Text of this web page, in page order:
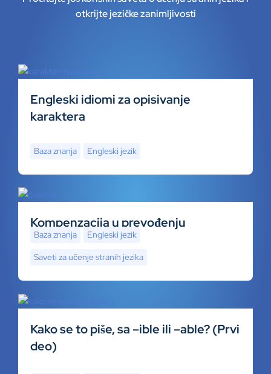
otkrijte jezičke zanimljivosti
Engleski idiomi za opisivanje
karaktera
Baza znanja Engleski jezik
Kompenzacija u prevođenju
Baza znanja Engleski jezik
Saveti za učenje stranih jezika
Kako se to piše, sa –ible ili –able? (Prvi
deo)